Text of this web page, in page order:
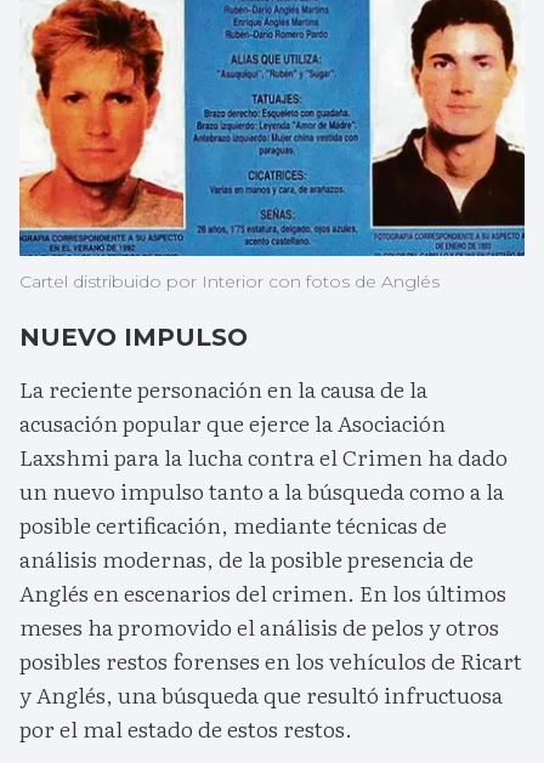
Cartel distribuido por Interior con fotos de Anglés
NUEVO IMPULSO
La reciente personación en la causa de la
acusación popular que ejerce la Asociación
Laxshmi para la lucha contra el Crimen ha dado
un nuevo impulso tanto a la búsqueda como a la
posible certificación, mediante técnicas de
análisis modernas, de la posible presencia de
Anglés en escenarios del crimen. En los últimos
meses ha promovido el análisis de pelos y otros
posibles restos forenses en los vehículos de Ricart
y Anglés, una búsqueda que resultó infructuosa
por el mal estado de estos restos.